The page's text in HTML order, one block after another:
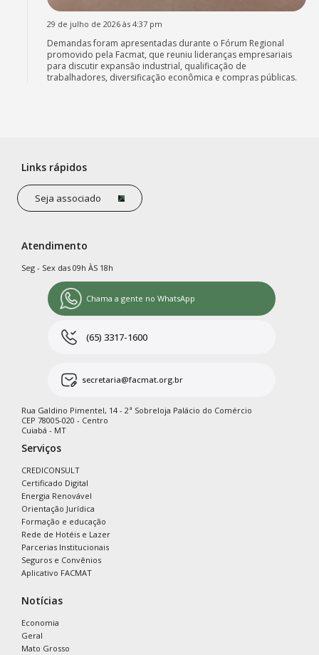
29 de julho de 2026 às 4:37 pm
Demandas foram apresentadas durante o Fórum Regional
promovido pela Facmat, que reuniu lideranças empresariais
para discutir expansão industrial, qualificação de
trabalhadores, diversificação econômica e compras públicas.
Links rápidos
Seja associado
Atendimento
Seg - Sex das 09h ÀS 18h
Chama a gente no WhatsApp
(65) 3317-1600
secretaria@facmat.org.br
Rua Galdino Pimentel, 14 - 2ª Sobreloja Palácio do Comércio
CEP 78005-020 - Centro
Cuiabá - MT
Serviços
CREDICONSULT
Certificado Digital
Energia Renovável
Orientação Jurídica
Formação e educação
Rede de Hotéis e Lazer
Parcerias Institucionais
Seguros e Convênios
Aplicativo FACMAT
Notícias
Economia
Geral
Mato Grosso